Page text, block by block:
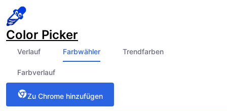
Color Picker
Verlauf Farbwähler Trendfarben
Farbverlauf
Zu Chrome hinzufügen